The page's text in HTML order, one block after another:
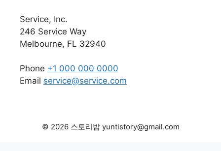
Service, Inc.
246 Service Way
Melbourne, FL 32940
Phone +1 000 000 0000
Email service@service.com
© 2026 스토리밥 yuntistory@gmail.com